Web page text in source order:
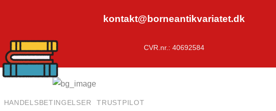
kontakt@borneantikvariatet.dk
CVR.nr.: 40692584
HANDELSBETINGELSER TRUSTPILOT